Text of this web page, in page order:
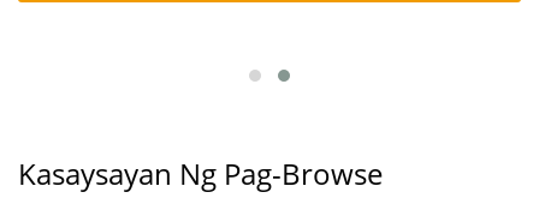
Kasaysayan Ng Pag-Browse